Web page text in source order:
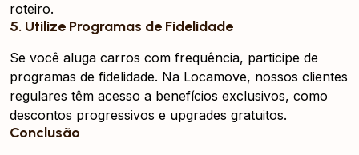
roteiro.
5. Utilize Programas de Fidelidade
Se você aluga carros com frequência, participe de
programas de fidelidade. Na Locamove, nossos clientes
regulares têm acesso a benefícios exclusivos, como
descontos progressivos e upgrades gratuitos.
Conclusão